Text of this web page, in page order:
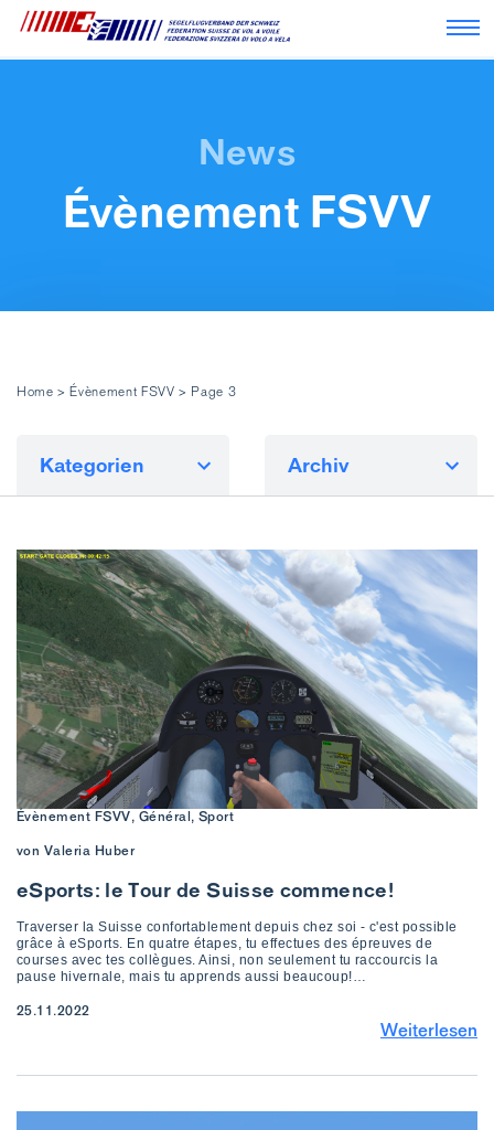
Évènement FSVV
Home >Évènement FSVV > Page 3
Kategorien Archiv
Évènement FSVV, Général, Sport
von Valeria Huber
eSports: le Tour de Suisse commence!
Traverser la Suisse confortablement depuis chez soi - c'est possible
grâce à eSports. En quatre étapes, tu effectues des épreuves de
courses avec tes collègues. Ainsi, non seulement tu raccourcis la
pause hivernale, mais tu apprends aussi beaucoup!…
25.11.2022
Weiterlesen